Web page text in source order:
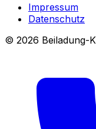
Impressum
Datenschutz
© 2026 Beiladung-